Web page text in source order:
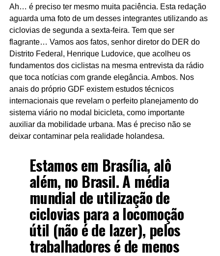
Ah… é preciso ter mesmo muita paciência. Esta redação
aguarda uma foto de um desses integrantes utilizando as
ciclovias de segunda a sexta-feira. Tem que ser
flagrante… Vamos aos fatos, senhor diretor do DER do
Distrito Federal, Henrique Ludovice, que acolheu os
fundamentos dos ciclistas na mesma entrevista da rádio
que toca notícias com grande elegância. Ambos. Nos
anais do próprio GDF existem estudos técnicos
internacionais que revelam o perfeito planejamento do
sistema viário no modal bicicleta, como importante
auxiliar da mobilidade urbana. Mas é preciso não se
deixar contaminar pela realidade holandesa.
Estamos em Brasília, alô
além, no Brasil. A média
mundial de utilização de
ciclovias para a locomoção
útil (não é de lazer), pelos
trabalhadores é de menos